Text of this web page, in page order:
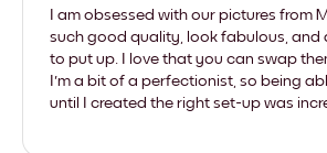
I am obsessed with our pictures from
such good quality, look fabulous, and
to put up. I love that you can swap
I'm a bit of a perfectionist, so being
until I created the right set-up was